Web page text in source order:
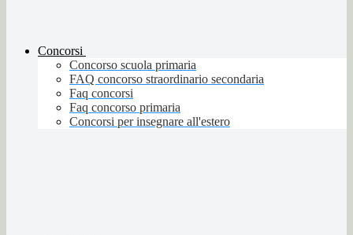
Concorsi
Concorso scuola primaria
FAQ concorso straordinario secondaria
Faq concorsi
Faq concorso primaria
Concorsi per insegnare all'estero